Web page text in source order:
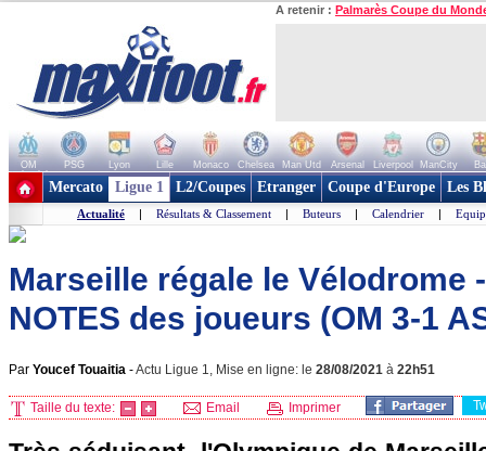
A retenir : Palmarès Coupe du
OM PSG Lyon Lille Monaco Chelsea Man Utd Arsenal Liverpool ManCity
+ de clubs
Mercato Ligue 1 L2/Coupes Etranger Coupe d'Europe Les
Actualité | Résultats & Classement | Buteurs | Calendrier |
Marseille régale le Vélodrome
NOTES des joueurs (OM 3-1
Par Youcef Touaitia -Actu Ligue 1, Mise en ligne: le 28/08/2021 à 22h51
Taille du texte: Email Imprimer